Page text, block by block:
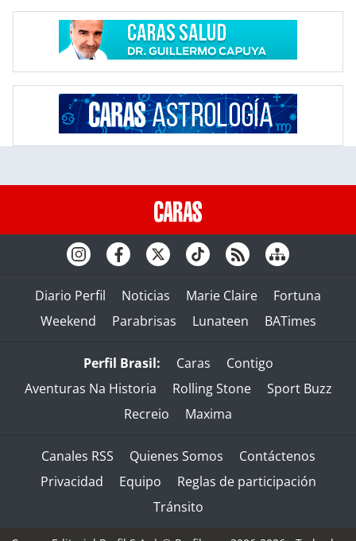
Diario Perfil Noticias Marie Claire
Fortuna
Weekend
Parabrisas Lunateen BATimes
Perfil Brasil: Caras
Contigo
Aventuras Na Historia
Rolling Stone
Sport Buzz
Recreio
Maxima
Canales RSS Quienes Somos
Contáctenos
Privacidad
Equipo
Reglas de participación
Tránsito